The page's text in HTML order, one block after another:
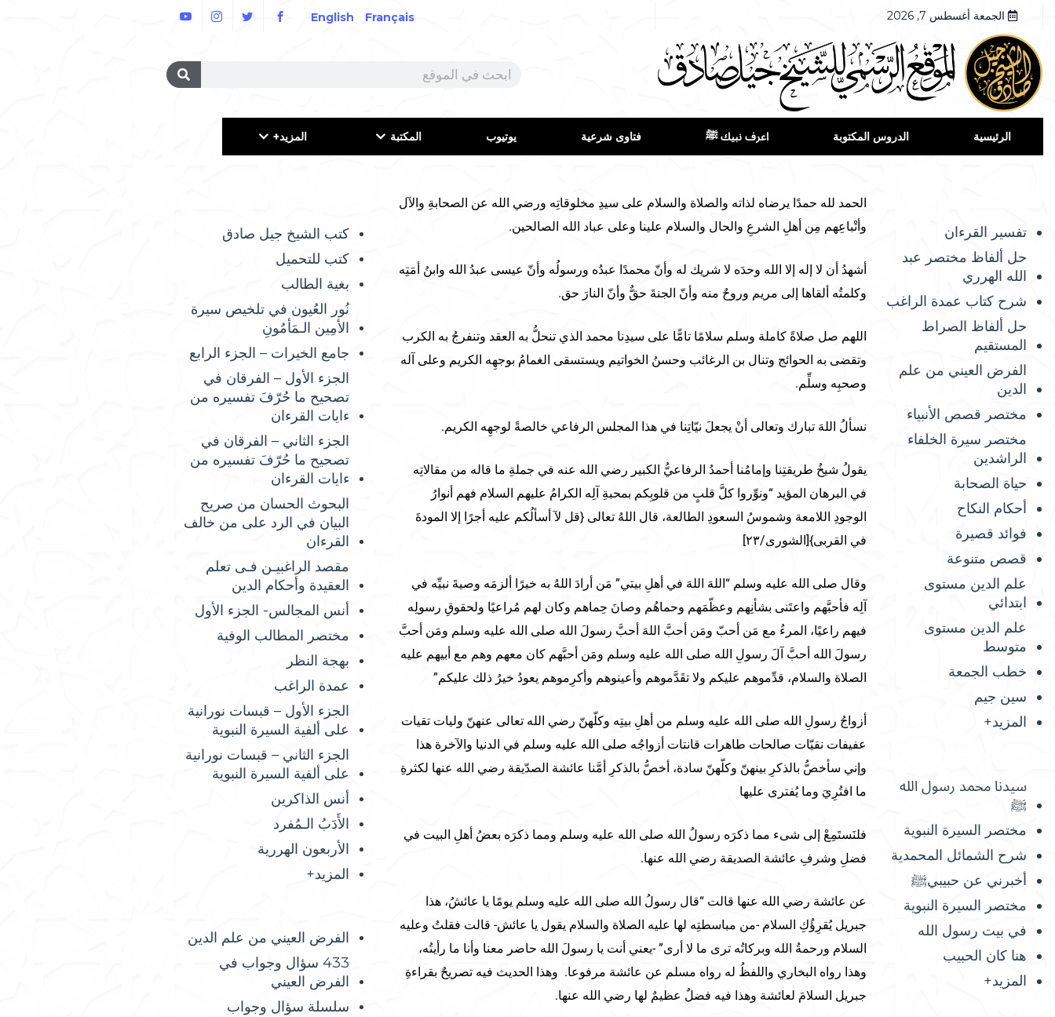
الجمعة أغسطس 7, 2026 Français
English
الرئيسية الدروس المكتوبة اعرف نبيك ﷺ فتاوى شرعية يوتيوب المكتبة المزيد+
تفسير القرءان
حل ألفاظ مختصر عبد
الله الهرري
شرح كتاب عمدة الراغب
حل ألفاظ الصراط
المستقيم
الفرض العيني من علم
الدين
مختصر قصص الأنبياء
مختصر سيرة الخلفاء
الراشدين
حياة الصحابة
أحكام النكاح
فوائد قصيرة
قصص متنوعة
علم الدين مستوى
ابتدائي
علم الدين مستوى
متوسط
خطب الجمعة
سين جيم
المزيد+
سيدنا محمد رسول الله
ﷺ
مختصر السيرة النبوية
شرح الشمائل المحمدية
أخبرني عن حبيبيﷺ
مختصر السيرة النبوية
في بيت رسول الله
هنا كان الحبيب
المزيد+
الحمد لله حمدًا يرضاه لذاته والصلاة والسلام على سيدِ مخلوقاتِه ورضي الله عن الصحابةِ والآل
وأتْباعِهم مِن أهلِ الشرعِ والحال والسلام علينا وعلى عباد الله الصالحين.
أشهدُ أن لا إله إلا الله وحدَه لا شريك له وأنّ محمدًا عبدُه ورسولُه وأنّ عيسى عبدُ الله وابنُ أمَتِه
وكلمتُه ألقاها إلى مريم وروحٌ منه وأنّ الجنةَ حقٌّ وأنّ النارَ حق.
اللهم صل صلاةً كاملة وسلم سلامًا تامًّا على سيدِنا محمد الذي تنحلُّ به العقد وتنفرجُ به الكرب
وتقضى به الحوائج وتنال بن الرغائب وحسنُ الخواتيم ويستسقى الغمامُ بوجهِه الكريم وعلى آله
وصحبِه وسلِّم.
نسألُ اللهَ تبارك وتعالى أنْ يجعلَ نيّاتِنا في هذا المجلس الرفاعي خالصةً لوجهِه الكريم.
يقولُ شيخُ طريقتِنا وإمامُنا أحمدُ الرفاعيُّ الكبير رضي الله عنه في جملةِ ما قاله من مقالاتِه
في البرهان المؤيد “ونوِّروا كلَّ قلبٍ من قلوبِكم بمحبةِ آلِه الكرامُ عليهم السلام فهم أنوارُ
الوجودِ اللامعة وشموسُ السعودِ الطالعة، قال اللهُ تعالى {قل لآ أسألُكم عليه أجرًا إلا المودةَ
في القربى}[الشورى/٢٣]
وقال صلى الله عليه وسلم “اللهَ اللهَ في أهلِ بيتي” مَن أرادَ اللهُ به خيرًا ألزمَه وصيةَ نبيِّه في
آلِه فأحبَّهم واعتَنى بشأنِهم وعظّمَهم وحماهُم وصانَ حِماهم وكان لهم مُراعيًا ولحقوقِ رسولِه
فيهم راعيًا، المرءُ مع مَن أحبّ ومَن أحبَّ اللهَ أحبَّ رسولَ الله صلى الله عليه وسلم ومَن أحبَّ
رسولَ الله أحبَّ آلَ رسولِ الله صلى الله عليه وسلم ومَن أحبَّهم كان معهم وهم مع أبيهم عليه
الصلاة والسلام، قدِّموهم عليكم ولا تقَدَّموهم وأعينوهم وأكرِموهم يعودُ خيرُ ذلك عليكم”
أزواجُ رسولِ الله صلى الله عليه وسلم من أهلِ بيتِه وكلّهنّ رضي الله تعالى عنهنّ وليات تقيات
عفيفات نقيّات صالحات طاهرات قانتات أزواجُه صلى الله عليه وسلم في الدنيا والآخرة هذا
وإني سأخصُّ بالذكرِ بينهنّ وكلّهنّ سادة، أخصُّ بالذكرِ أمَّنا عائشة الصدّيقة رضي الله عنها لكثرةِ
ما افتُرِيَ وما يُفترى عليها
فلنَستَمِعْ إلى شىء مما ذكرَه رسولُ الله صلى الله عليه وسلم ومما ذكرَه بعضُ أهلِ البيت في
فضلِ وشرفِ عائشة الصديقة رضي الله عنها.
عن عائشة رضي الله عنها قالت “قال رسولُ الله صلى الله عليه وسلم يومًا يا عائشُ، هذا
جبريل يُقرِؤُكِ السلام -من مباسطتِه لها عليه الصلاة والسلام يقول يا عائش- قالت فقلتُ وعليه
السلام ورحمةُ الله وبركاتُه ترى ما لا أرى” -يعني أنت يا رسولَ الله حاضر معنا وأنا ما رأيتُه،
وهذا رواه البخاري واللفظُ له رواه مسلم عن عائشة مرفوعا. وهذا الحديث فيه تصريحٌ بقراءةِ
جبريل السلامَ لعائشة وهذا فيه فضلٌ عظيمٌ لها رضي الله عنها.
كتب الشيخ جيل صادق
كتب للتحميل
بغية الطالب
نُور العُيون في تلخيص سيرة
الأمِين الـمَأمُونِ
جامع الخيرات – الجزء الرابع
الجزء الأول – الفرقان في
تصحيح ما حُرّفَ تفسيره من
ءايات القرءان
الجزء الثاني – الفرقان في
تصحيح ما حُرّفَ تفسيره من
ءايات القرءان
البحوث الحسان من صريح
البيان في الرد على من خالف
القرءان
مقصد الراغبيـن فـى تعلم
العقيدة وأحكام الدين
أنس المجالس- الجزء الأول
مختصر المطالب الوفية
بهجة النظر
عمدة الراغب
الجزء الأول – قبسات نورانية
على ألفية السيرة النبوية
الجزء الثاني – قبسات نورانية
على ألفية السيرة النبوية
أنس الذاكرين
الأَدَبُ الـمُفرد
الأربعون الهررية
المزيد+
الفرض العيني من علم الدين
433 سؤال وجواب في
الفرض العيني
سلسلة سؤال وجواب